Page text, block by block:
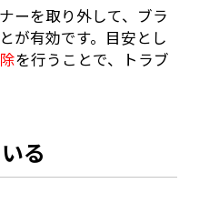
ーを取り外して、ブラ
が有効です。目安とし
を行うことで、トラブ
る